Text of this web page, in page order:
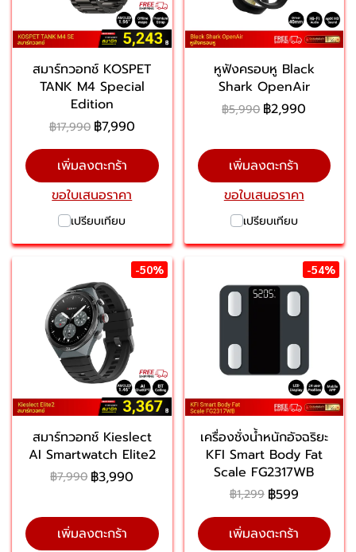
สมาร์ทวอทช์ KOSPET
TANK M4 Special
Edition
฿17,990 ฿7,990
เพิ่มลงตะกร้า
ขอใบเสนอราคา
เปรียบเทียบ
หูฟังครอบหู Black
Shark OpenAir
฿5,990 ฿2,990
เพิ่มลงตะกร้า
ขอใบเสนอราคา
เปรียบเทียบ
-50%
สมาร์ทวอทช์ Kieslect
AI Smartwatch Elite2
฿7,990 ฿3,990
เพิ่มลงตะกร้า
-54%
เครื่องชั่งน้ำหนักอัจฉริยะ
KFI Smart Body Fat
Scale FG2317WB
฿1,299 ฿599
เพิ่มลงตะกร้า